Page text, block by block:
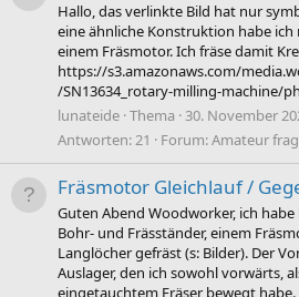
Hallo, das verlinkte Bild hat nur
eine ähnliche Konstruktion habe
einem Fräsmotor. Ich fräse damit
https://s3.amazonaws.com/
/SN13634_rotary-milling-machine/
lunateide Thema 30. November
Antworten: 21 Forum:Amateur
Fräsmotor Gleichlauf /
Guten Abend Woodworker, ich
Bohr- und Fräsständer, einem
Langlöcher gefräst (s: Bilder). Der
Auslager, den ich sowohl vorwärts,
eingetauchtem Fräser bewegt